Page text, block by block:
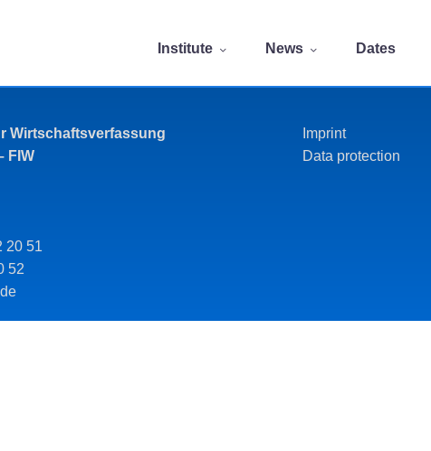
Institute News Dates
Wirtschaftsverfassung
FIW
20 51
52
Imprint
Data protection